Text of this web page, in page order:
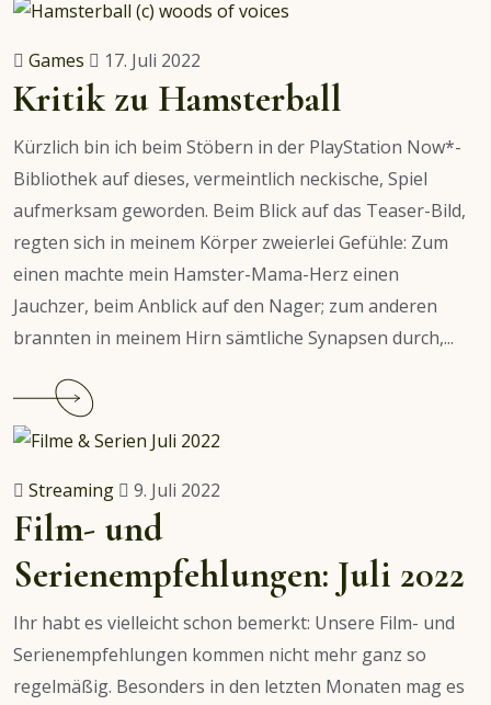
Hörbuch-
Empfehlung:
Teufel
von
Wacken
Games 17. Juli 2022
Kritik zu Hamsterball
Kürzlich bin ich beim Stöbern in der PlayStation Now*-
Bibliothek auf dieses, vermeintlich neckische, Spiel
aufmerksam geworden. Beim Blick auf das Teaser-Bild,
regten sich in meinem Körper zweierlei Gefühle: Zum
einen machte mein Hamster-Mama-Herz einen
Jauchzer, beim Anblick auf den Nager; zum anderen
brannten in meinem Hirn sämtliche Synapsen durch,...
Kritik
zu
Hamsterball
Streaming 9. Juli 2022
Film- und
Serienempfehlungen: Juli 2022
Ihr habt es vielleicht schon bemerkt: Unsere Film- und
Serienempfehlungen kommen nicht mehr ganz so
regelmäßig. Besonders in den letzten Monaten mag es